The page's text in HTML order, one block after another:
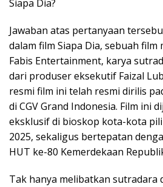
Siapa Dia?
Jawaban atas pertanyaan
dalam film Siapa Dia, sebuah
Fabis Entertainment, karya
dari produser eksekutif Faizal
resmi film ini telah resmi dirilis
di CGV Grand Indonesia. Film ini
eksklusif di bioskop kota-kota
2025, sekaligus bertepatan
HUT ke-80 Kemerdekaan
Tak hanya melibatkan sutradara